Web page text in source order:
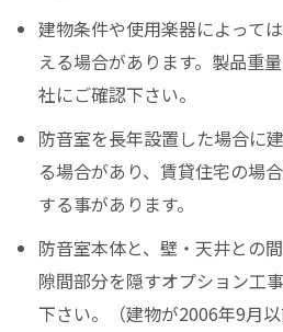
建物条件や使用楽器によって
える場合があります。製品重
社にご確認下さい。
防音室を長年設置した場合に
る場合があり、賃貸住宅の場
する事があります。
防音室本体と、壁・天井との
隙間部分を隠すオプション工
下さい。（建物が2006年9月